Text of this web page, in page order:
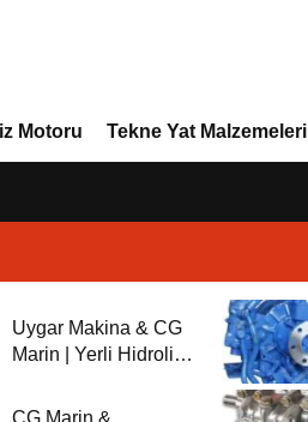
Motoru Tekne Yat Malzemeleri
Uygar Makina & CG
Marin | Yerli Hidrolik
ve Deniz Motorları
CG Marin &